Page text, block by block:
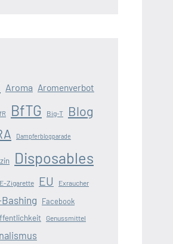
Aroma Aromenverbot
BfTG Big-T Blog
Dampferblogparade
Disposables
E-Zigarette EU Exraucher
Facebook
Genussmittel